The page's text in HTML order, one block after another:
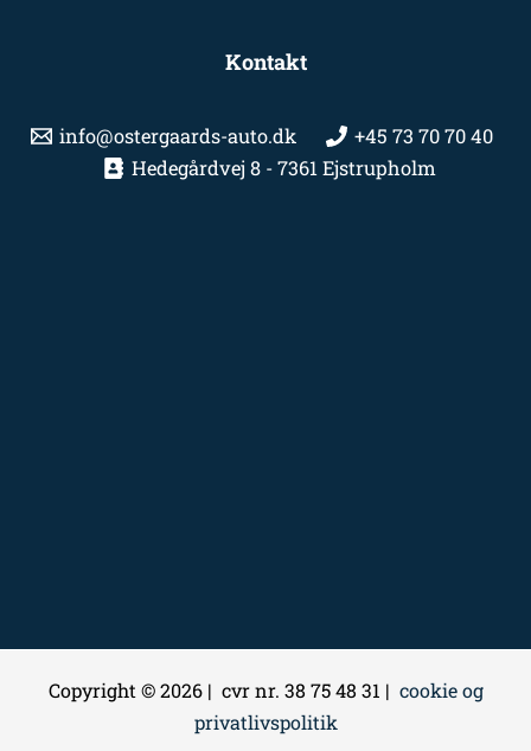
Kontakt
info@ostergaards-auto.dk
+45 73 70 70 40
Hedegårdvej 8 - 7361 Ejstrupholm
Copyright © 2026 | cvr nr. 38 75 48 31 | cookie og
privatlivspolitik